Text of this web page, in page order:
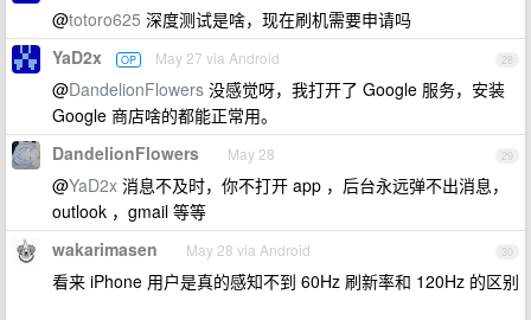
@totoro625 深度测试是啥，现在刷机需要申请吗
28
YaD2x OP May 27 via Android
@DandelionFlowers 没感觉呀，我打开了 Google 服务，安装
Google 商店啥的都能正常用。
29
DandelionFlowers May 28
@YaD2x 消息不及时，你不打开 app ，后台永远弹不出消息，
outlook ，gmail 等等
30
wakarimasen May 28 via Android
看来 iPhone 用户是真的感知不到 60Hz 刷新率和 120Hz 的区别